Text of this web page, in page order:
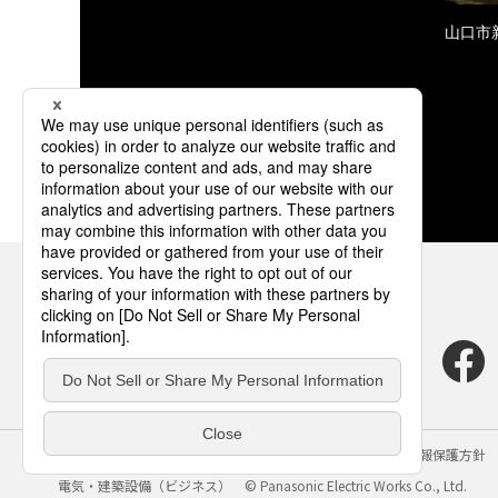
山口市
サイトのご利用にあたって クッキーポリシー
個人情報保護方針
電気・建築設備（ビジネス）
© Panasonic Electric Works Co., Ltd.